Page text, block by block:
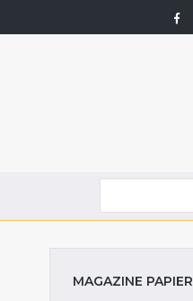
MAGAZINE PAPIER